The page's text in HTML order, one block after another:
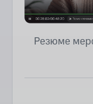
Резюме